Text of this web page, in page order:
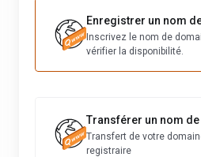
Enregistrer un nom
Inscrivez le nom de
vérifier la disponibilité.
Transférer un nom
Transfert de votre
registraire